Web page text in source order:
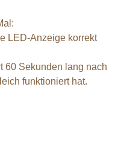
LED-Anzeige korrekt
60 Sekunden lang nach
funktioniert hat.